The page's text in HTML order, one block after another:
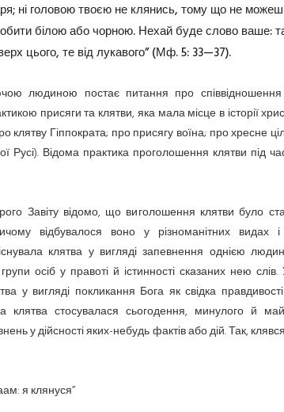
ні головою твоєю не клянись, тому що не
білою або чорною. Нехай буде слово ваше:
цього, те від лукавого” (Мф. 5: 33—37).
людиною постає питання про
присяги та клятви, яка мала місце в історії
клятву Гіппократа; про присягу воїна; про хресне
Русі). Відома практика проголошення клятви під
Завіту відомо, що виголошення клятви було
відбувалося воно у різноманітних видах
клятва у вигляді запевнення однією
осіб у правоті й істинності сказаних нею слів.
у вигляді покликання Бога як свідка
клятва стосувалася сьогодення, минулого й
у дійсності яких-небудь фактів або дій. Так,
я клянуся”